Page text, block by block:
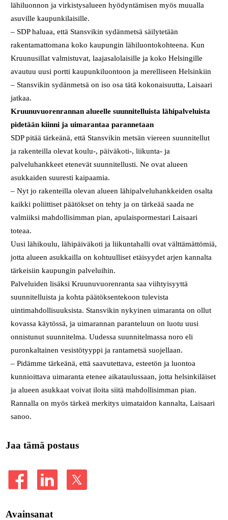
lähiluonnon ja virkistysalueen hyödyntämisen myös muualla
asuville kaupunkilaisille.
– SDP haluaa, että Stansvikin sydänmetsä säilytetään
rakentamattomana koko kaupungin lähiluontokohteena. Kun
Kruunusillat valmistuvat, laajasalolaisille ja koko Helsingille
avautuu uusi portti kaupunkiluontoon ja merelliseen Helsinkiin
– Stansvikin sydänmetsä on iso osa tätä kokonaisuutta, Laisaari
jatkaa.
Kruunuvuorenrannan alueelle suunnitelluista lähipalveluista
pidetään kiinni ja uimarantaa parannetaan
SDP pitää tärkeänä, että Stansvikin metsän viereen suunnitellut
ja rakenteilla olevat koulu-, päiväkoti-, liikunta- ja
palveluhankkeet etenevät suunnitellusti. Ne ovat alueen
asukkaiden suuresti kaipaamia.
– Nyt jo rakenteilla olevan alueen lähipalveluhankkeiden osalta
kaikki poliittiset päätökset on tehty ja on tärkeää saada ne
valmiiksi mahdollisimman pian, apulaispormestari Laisaari
toteaa.
Uusi lähikoulu, lähipäiväkoti ja liikuntahalli ovat välttämättömiä,
jotta alueen asukkailla on kohtuulliset etäisyydet arjen kannalta
tärkeisiin kaupungin palveluihin.
Palveluiden lisäksi Kruunuvuorenranta saa viihtyisyyttä
suunnitelluista ja kohta päätöksentekoon tulevista
uintimahdollisuuksista. Stansvikin nykyinen uimaranta on ollut
kovassa käytössä, ja uimarannan paranteluun on luotu uusi
onnistunut suunnitelma. Uudessa suunnitelmassa noro eli
puronkaltainen vesistötyyppi ja rantametsä suojellaan.
– Pidämme tärkeänä, että saavutettava, esteetön ja luontoa
kunnioittava uimaranta etenee aikataulussaan, jotta helsinkiläiset
ja alueen asukkaat voivat iloita siitä mahdollisimman pian.
Rannalla on myös tärkeä merkitys uimataidon kannalta, Laisaari
sanoo.
Jaa tämä postaus
Avainsanat